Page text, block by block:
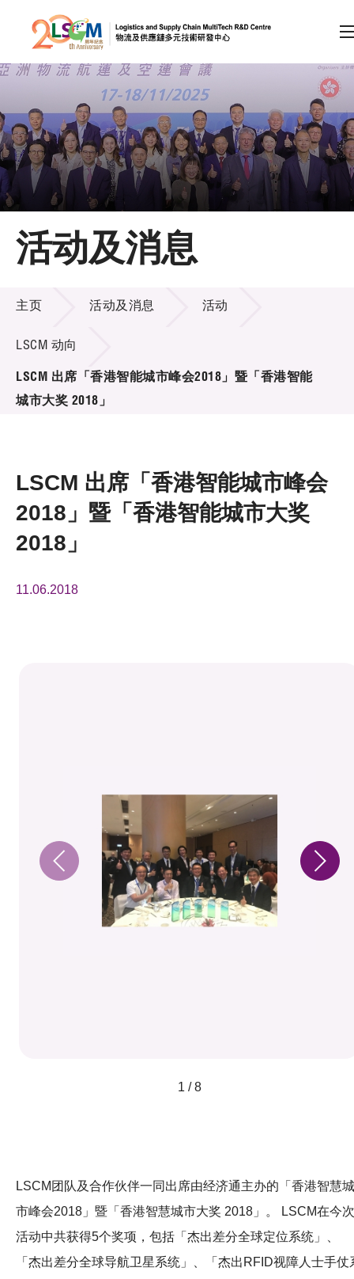
跳到内容（按回车键）
会员登录
A A EN 繁 简
主页
关于LSCM
技术商品化
项目及资助计划
活动及消息
活动
新闻中心
资讯中心
活动及消息
活动及消息
主页 活动及消息 活动
LSCM 动向
LSCM 出席「香港智能城市峰会2018」暨「香港智能
城市大奖 2018」
LSCM 出席「香港智能城市峰会
2018」暨「香港智能城市大奖
2018」
11.06.2018
1 / 8
LSCM团队及合作伙伴一同出席由经济通主办的「香港智慧城
市峰会2018」暨「香港智慧城市大奖 2018」。 LSCM在今次
活动中共获得5个奖项，包括「杰出差分全球定位系统」、
「杰出差分全球导航卫星系统」、「杰出RFID视障人士手仗